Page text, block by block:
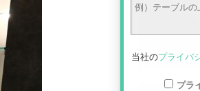
当社のプライバ
プラ